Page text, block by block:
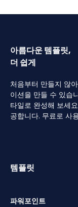
아름다운 템플릿,
더 쉽게
처음부터 만들지 않
이션을 만들 수 있습
타일로 완성해 보세
공합니다. 무료로 사
템플릿
파워포인트